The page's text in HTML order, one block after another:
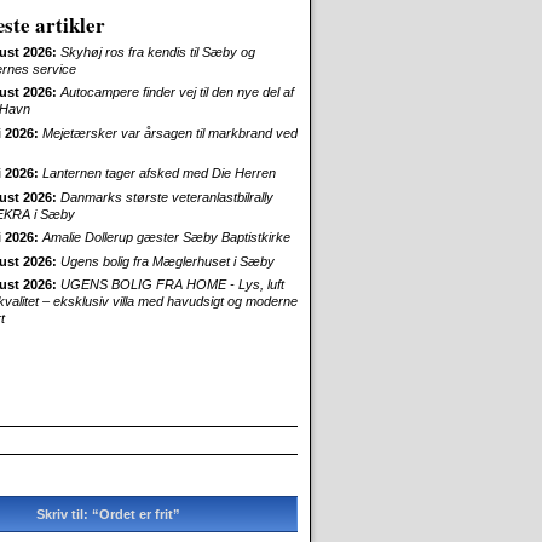
artikler
2026: Skyhøj ros fra kendis til Sæby og
service
2026: Autocampere finder vej til den nye del af
2026: Mejetærsker var årsagen til markbrand ved
2026: Lanternen tager afsked med Die Herren
2026: Danmarks største veteranlastbilrally
i Sæby
2026: Amalie Dollerup gæster Sæby Baptistkirke
2026: Ugens bolig fra Mæglerhuset i Sæby
2026: UGENS BOLIG FRA HOME - Lys, luft
– eksklusiv villa med havudsigt og moderne
Skriv til: “Ordet er frit”